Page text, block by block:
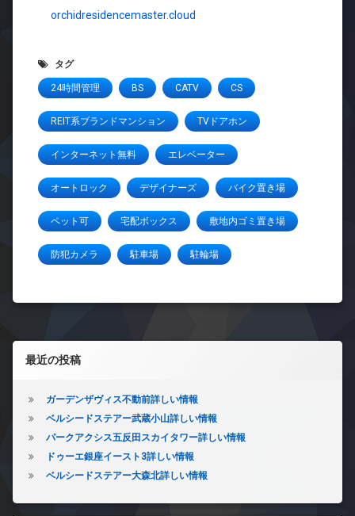
orchidresidencemaster.cloud
タグ
24時間管理 BS CATV CS
REIT系ブランドマンション TVドアホン
インターネット無料 エレベーター
オートロック デザイナーズ バイク置き場
ペット可 宅配ボックス 敷地内ゴミ置き場
防犯カメラ 駐車場 駐輪場
左サイドバー
最近の投稿
ガーデンザヴィス不動前詳しい情報
ベルシードステアー武蔵小山詳しい情報
パークアクシス五反田スカイタワー詳しい情報
ドゥーエ銀座イースト3詳しい情報
ベルシードステアー大森北詳しい情報